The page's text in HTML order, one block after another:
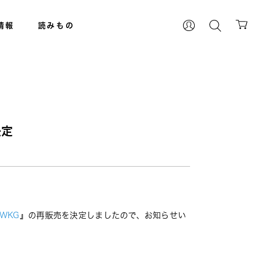
報 読みもの
』の再販売を決定しましたので、お知らせい